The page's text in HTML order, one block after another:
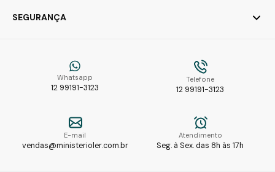
Whatsapp
12 99191-3123
Telefone
12 99191-3123
E-mail
vendas@ministerioler.com.br
Atendimento
Seg. à Sex. das 8h às 17h
SEGURANÇA